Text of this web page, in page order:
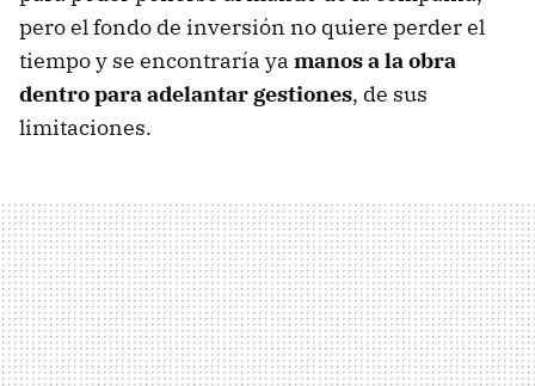
pero el fondo de inversión no quiere perder el
tiempo y se encontraría ya manos a la obra
dentro para adelantar gestiones, de sus
limitaciones.